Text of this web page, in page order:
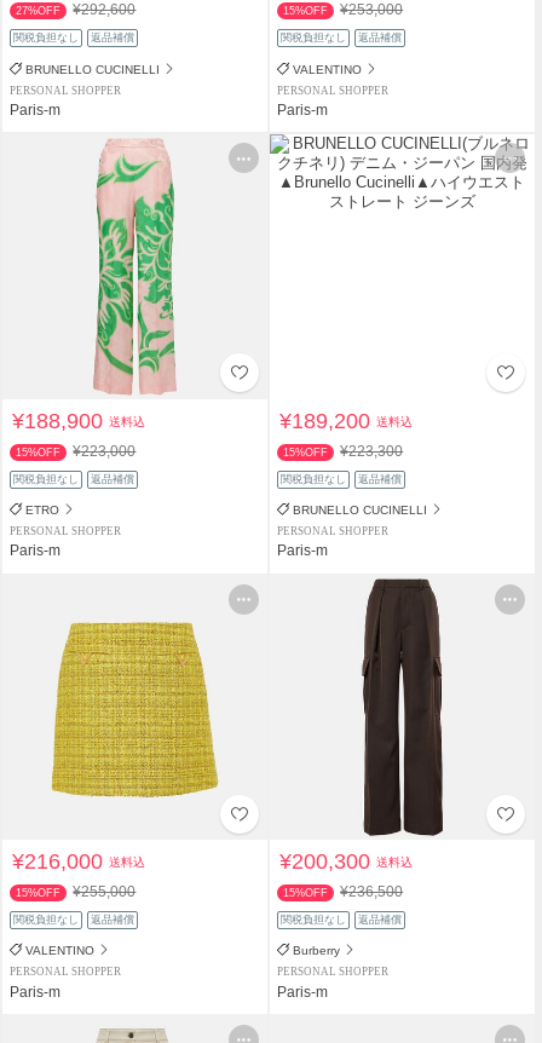
27%OFF ¥292,600
関税負担なし 返品補償
BRUNELLO CUCINELLI
PERSONAL SHOPPER
Paris-m
15%OFF ¥253,000
関税負担なし 返品補償
VALENTINO
PERSONAL SHOPPER
Paris-m
¥188,900送料込
15%OFF ¥223,000
関税負担なし 返品補償
ETRO
PERSONAL SHOPPER
Paris-m
¥189,200送料込
15%OFF ¥223,300
関税負担なし 返品補償
BRUNELLO CUCINELLI
PERSONAL SHOPPER
Paris-m
¥216,000送料込
15%OFF ¥255,000
関税負担なし 返品補償
VALENTINO
PERSONAL SHOPPER
Paris-m
¥200,300送料込
15%OFF ¥236,500
関税負担なし 返品補償
Burberry
PERSONAL SHOPPER
Paris-m